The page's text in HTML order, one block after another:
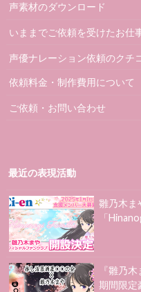
声素材のダウンロード
いままでご依頼を受けたお仕
声優ナレーション依頼のクチ
依頼料金・制作費用について
ご依頼・お問い合わせ
最近の表現活動
雛乃木ま
「
『雛乃
期間限定